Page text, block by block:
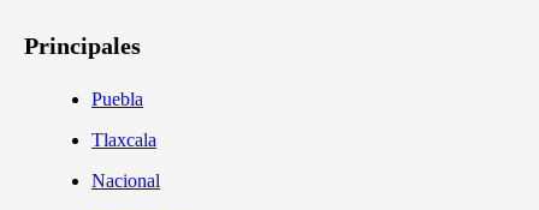
Principales
Puebla
Tlaxcala
Nacional